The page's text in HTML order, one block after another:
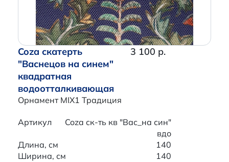
Coza скатерть
"Васнецов на синем"
квадратная
водоотталкивающая
Орнамент MIX1 Традиция
3 100 р.
Артикул
Coza ск-ть кв "Вас_на син"
вдо
Длина, см
140
Ширина, см
140